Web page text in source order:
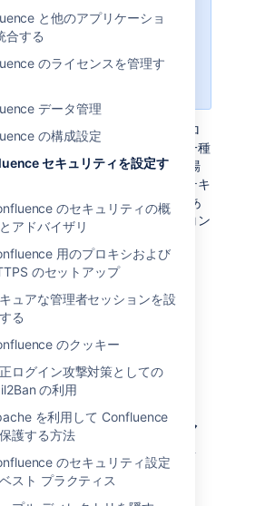
と他のアプリケーショ
合する
のライセンスを管理す
データ管理
の構成設定
セキュリティを設定す
のセキュリティの概
アドバイザリ
用のプロキシおよび
のセットアップ
ュアな管理者セッションを設
る
のクッキー
ログイン攻撃対策としての
の利用
を利用して Confluence
護する方法
のセキュリティ設定
スト プラクティス
示され、Web インターフェイス
でログインするように指示され
。一方、REST API エンドポイ
では、Web ログインが完了す
は、人間をウェブ スパイダーやロ
自動エージェントと区別できる一種
。Captcha が有効になっている場
は歪んだ単語の画像を認識し、テキ
ルドにその単語を入力する必要があ
は人間にとっては簡単ですが、コン
っては非常に困難です。
ョット：キャプチャ テストの例
ン失敗に対するキャ
の有効化、無効化お